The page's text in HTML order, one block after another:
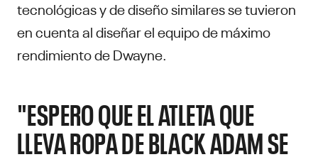
tecnológicas y de diseño similares se tuvieron
en cuenta al diseñar el equipo de máximo
rendimiento de Dwayne.
"ESPERO QUE EL ATLETA QUE
LLEVA ROPA DE BLACK ADAM SE